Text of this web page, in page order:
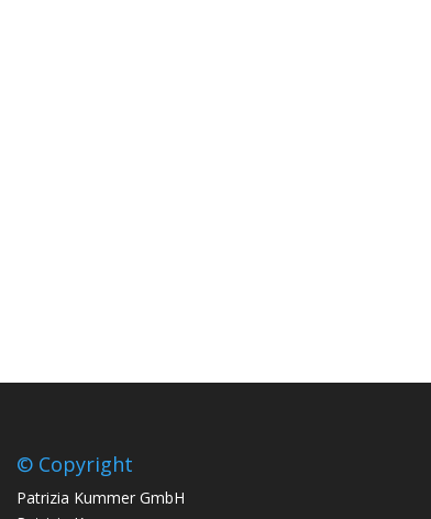
© Copyright
Patrizia Kummer GmbH